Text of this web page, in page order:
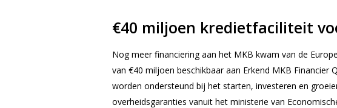
€40 miljoen kredietfaciliteit
Nog meer financiering aan het MKB kwam van de
van €40 miljoen beschikbaar aan Erkend MKB Financier
worden ondersteund bij het starten, investeren en
overheidsgaranties vanuit het ministerie van